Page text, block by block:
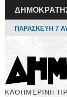
ΠΑΡΑΣΚΕΥΗ 7
ΚΑΘΗΜΕΡΙΝΗ